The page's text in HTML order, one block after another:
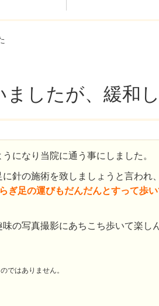
したが、緩和
になり当院に通う事にしました。
針の施術を致しましょうと言われ
ぎ足の運びもだんだんとすって歩
の写真撮影にあちこち歩いて楽し
ではありません。